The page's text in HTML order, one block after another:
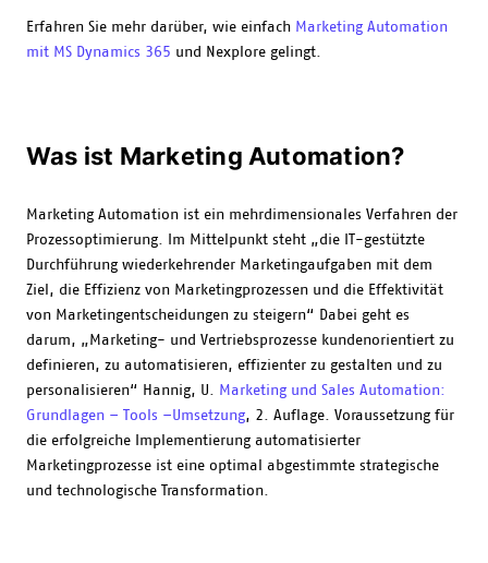
Erfahren Sie mehr darüber, wie einfach Marketing Automation
mit MS Dynamics 365 und Nexplore gelingt.
Was ist Marketing Automation?
Marketing Automation ist ein mehrdimensionales Verfahren der
Prozessoptimierung. Im Mittelpunkt steht „die IT-gestützte
Durchführung wiederkehrender Marketingaufgaben mit dem
Ziel, die Effizienz von Marketingprozessen und die Effektivität
von Marketingentscheidungen zu steigern“ Dabei geht es
darum, „Marketing- und Vertriebsprozesse kundenorientiert zu
definieren, zu automatisieren, effizienter zu gestalten und zu
personalisieren“ Hannig, U. Marketing und Sales Automation:
Grundlagen – Tools –Umsetzung, 2. Auflage. Voraussetzung für
die erfolgreiche Implementierung automatisierter
Marketingprozesse ist eine optimal abgestimmte strategische
und technologische Transformation.